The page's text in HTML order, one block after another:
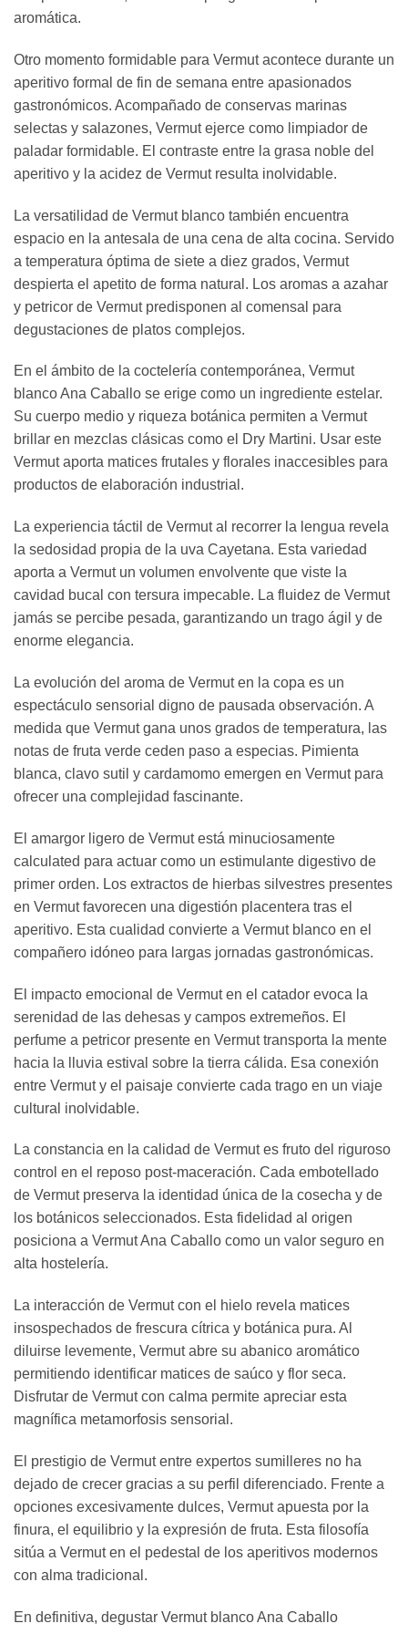
aromática.
Otro momento formidable para Vermut acontece durante un
aperitivo formal de fin de semana entre apasionados
gastronómicos. Acompañado de conservas marinas
selectas y salazones, Vermut ejerce como limpiador de
paladar formidable. El contraste entre la grasa noble del
aperitivo y la acidez de Vermut resulta inolvidable.
La versatilidad de Vermut blanco también encuentra
espacio en la antesala de una cena de alta cocina. Servido
a temperatura óptima de siete a diez grados, Vermut
despierta el apetito de forma natural. Los aromas a azahar
y petricor de Vermut predisponen al comensal para
degustaciones de platos complejos.
En el ámbito de la coctelería contemporánea, Vermut
blanco Ana Caballo se erige como un ingrediente estelar.
Su cuerpo medio y riqueza botánica permiten a Vermut
brillar en mezclas clásicas como el Dry Martini. Usar este
Vermut aporta matices frutales y florales inaccesibles para
productos de elaboración industrial.
La experiencia táctil de Vermut al recorrer la lengua revela
la sedosidad propia de la uva Cayetana. Esta variedad
aporta a Vermut un volumen envolvente que viste la
cavidad bucal con tersura impecable. La fluidez de Vermut
jamás se percibe pesada, garantizando un trago ágil y de
enorme elegancia.
La evolución del aroma de Vermut en la copa es un
espectáculo sensorial digno de pausada observación. A
medida que Vermut gana unos grados de temperatura, las
notas de fruta verde ceden paso a especias. Pimienta
blanca, clavo sutil y cardamomo emergen en Vermut para
ofrecer una complejidad fascinante.
El amargor ligero de Vermut está minuciosamente
calculated para actuar como un estimulante digestivo de
primer orden. Los extractos de hierbas silvestres presentes
en Vermut favorecen una digestión placentera tras el
aperitivo. Esta cualidad convierte a Vermut blanco en el
compañero idóneo para largas jornadas gastronómicas.
El impacto emocional de Vermut en el catador evoca la
serenidad de las dehesas y campos extremeños. El
perfume a petricor presente en Vermut transporta la mente
hacia la lluvia estival sobre la tierra cálida. Esa conexión
entre Vermut y el paisaje convierte cada trago en un viaje
cultural inolvidable.
La constancia en la calidad de Vermut es fruto del riguroso
control en el reposo post-maceración. Cada embotellado
de Vermut preserva la identidad única de la cosecha y de
los botánicos seleccionados. Esta fidelidad al origen
posiciona a Vermut Ana Caballo como un valor seguro en
alta hostelería.
La interacción de Vermut con el hielo revela matices
insospechados de frescura cítrica y botánica pura. Al
diluirse levemente, Vermut abre su abanico aromático
permitiendo identificar matices de saúco y flor seca.
Disfrutar de Vermut con calma permite apreciar esta
magnífica metamorfosis sensorial.
El prestigio de Vermut entre expertos sumilleres no ha
dejado de crecer gracias a su perfil diferenciado. Frente a
opciones excesivamente dulces, Vermut apuesta por la
finura, el equilibrio y la expresión de fruta. Esta filosofía
sitúa a Vermut en el pedestal de los aperitivos modernos
con alma tradicional.
En definitiva, degustar Vermut blanco Ana Caballo